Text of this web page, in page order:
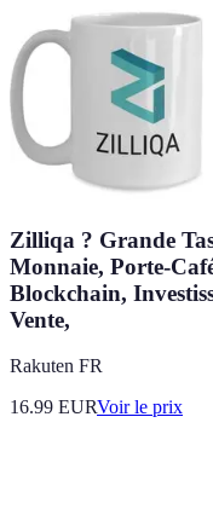
Zilliqa ? Grande
Monnaie, Porte-
Blockchain,
Vente,
Rakuten FR
16.99 EURVoir le prix